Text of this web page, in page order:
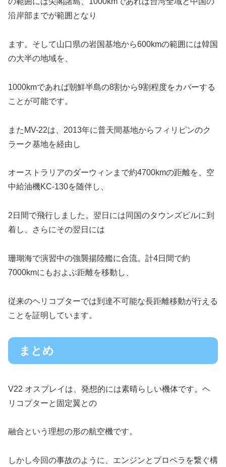
沿岸部までが範囲となり
ます。そして山口県の岩国基地から600kmの範囲には韓国
の大半の地域を、
1000kmであれば朝鮮半島の8割から9割程度をカバーする
ことが可能です。
またMV-22は、2013年に普天間基地からフィリピンのク
ラーク基地を経由し
オーストラリアのダーウィンまで約4700kmの距離を、空
中給油機KC-130を随伴し、
2日間で飛行しました。翌日には同国のタウンズビルに到
着し、さらにその翌日には
珊瑚海で演習中の強襲揚陸艦に合流。計4日間で約
7000kmにもおよぶ距離を移動し、
従来のヘリコプターでは到達不可能な長距離移動が行える
ことを証明しています。
まとめ
V22 オスプレイは、発想的には素晴らしい機体です。ヘ
リコプターと固定翼との
融合という理想の形の航空機です。
しかし今回の事故のように、エンジンとプロペラを繋ぐ構